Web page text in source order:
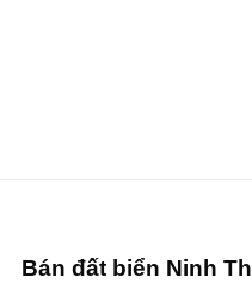
Bán đất biển Ninh